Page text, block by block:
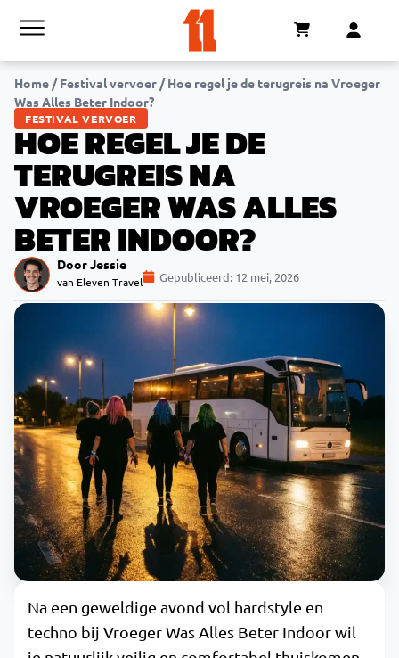
Home /Festival vervoer /Hoe regel je de terugreis na Vroeger
Was Alles Beter Indoor?
FESTIVAL VERVOER
HOE REGEL JE DE
TERUGREIS NA
VROEGER WAS ALLES
BETER INDOOR?
Door Jessie
van Eleven Travel Gepubliceerd: 12 mei, 2026
Na een geweldige avond vol hardstyle en
techno bij Vroeger Was Alles Beter Indoor wil